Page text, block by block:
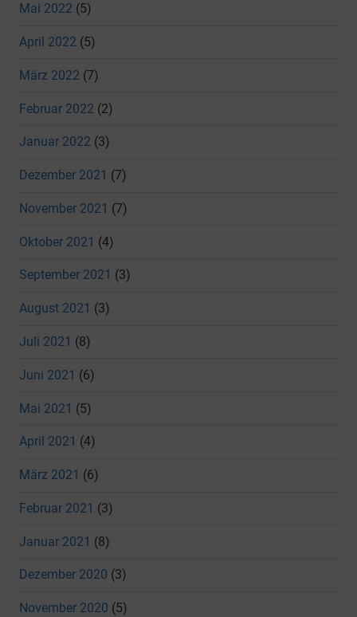
Mai 2022 (5)
April 2022 (5)
März 2022 (7)
Februar 2022 (2)
Januar 2022 (3)
Dezember 2021 (7)
November 2021 (7)
Oktober 2021 (4)
September 2021 (3)
August 2021 (3)
Juli 2021 (8)
Juni 2021 (6)
Mai 2021 (5)
April 2021 (4)
März 2021 (6)
Februar 2021 (3)
Januar 2021 (8)
Dezember 2020 (3)
November 2020 (5)